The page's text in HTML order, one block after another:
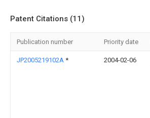
Patent Citations (11)
Publication number Priority date
JP2005219102A * 2004-02-06